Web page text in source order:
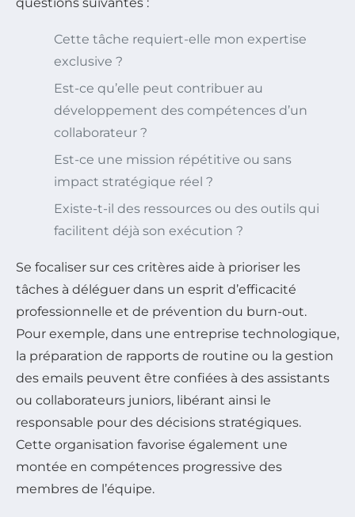
Cette tâche requiert-elle mon expertise
exclusive ?
Est-ce qu’elle peut contribuer au
développement des compétences d’un
collaborateur ?
Est-ce une mission répétitive ou sans
impact stratégique réel ?
Existe-t-il des ressources ou des outils qui
facilitent déjà son exécution ?
Se focaliser sur ces critères aide à prioriser les
tâches à déléguer dans un esprit d’efficacité
professionnelle et de prévention du burn-out.
Pour exemple, dans une entreprise technologique,
la préparation de rapports de routine ou la gestion
des emails peuvent être confiées à des assistants
ou collaborateurs juniors, libérant ainsi le
responsable pour des décisions stratégiques.
Cette organisation favorise également une
montée en compétences progressive des
membres de l’équipe.